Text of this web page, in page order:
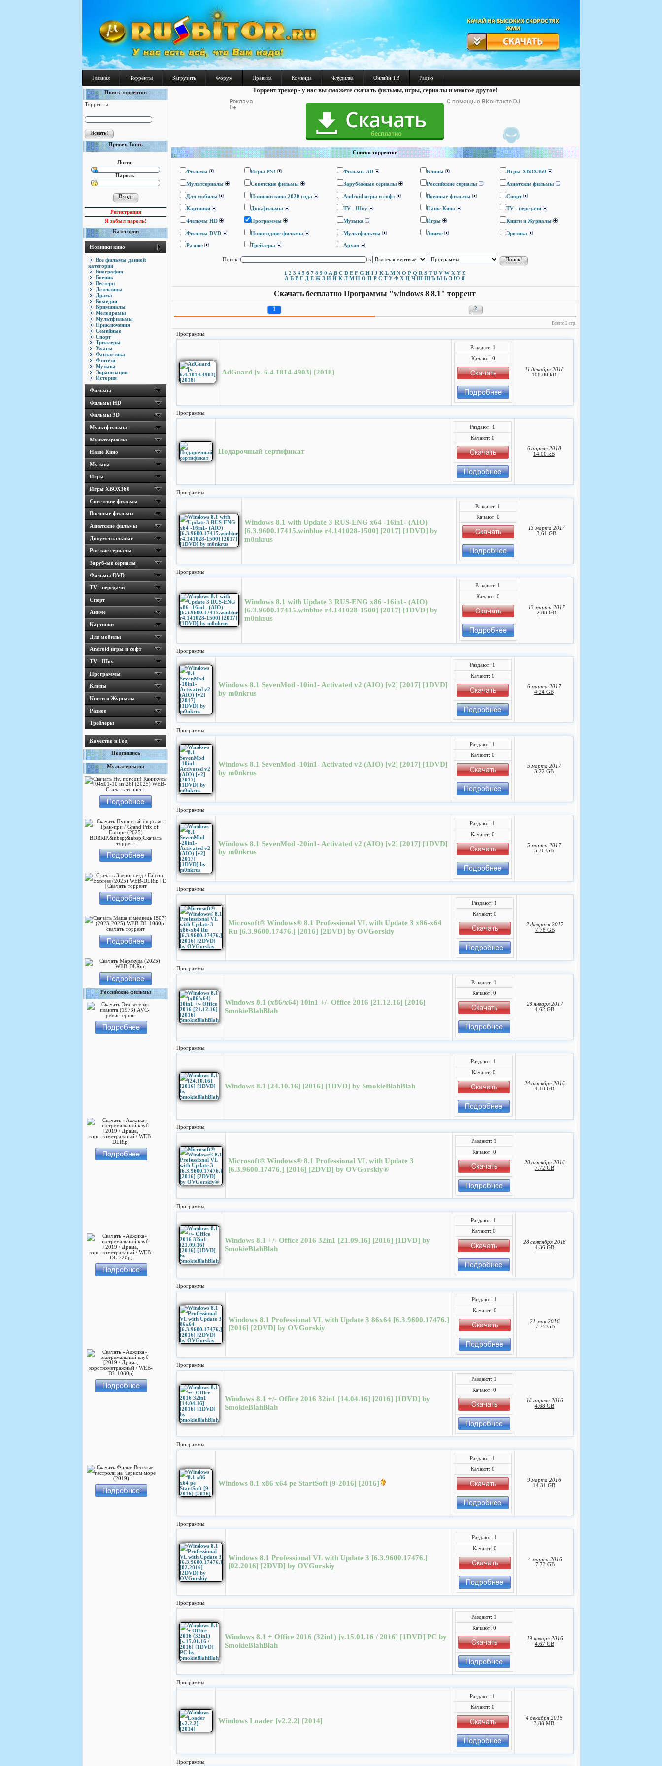
Главная Торренты Загрузить Форум Правила Команда Флудилка Онлайн ТВ Радио
Поиск торрентов
Торренты
Привет, Гость
Логин:
Пароль:
Регистрация
Я забыл пароль!
Категории
Новинки кино
Все фильмы данной
категории
Биография
Боевик
Вестерн
Детективы
Драма
Комедии
Криминалы
Мелодрамы
Мультфильмы
Приключения
Семейные
Спорт
Триллеры
Ужасы
Фантастика
Фэнтези
Музыка
Экранизация
История
Фильмы
Фильмы HD
Фильмы 3D
Мультфильмы
Мультсериалы
Наше Кино
Музыка
Игры
Игры ХВОХ360
Cоветские фильмы
Военные фильмы
Азиатские фильмы
Документальные
Рос-кие сериалы
Заруб-ые сериалы
Фильмы DVD
TV - передачи
Спорт
Аниме
Картинки
Для мобилы
Android игры и софт
TV - Шоу
Программы
Клипы
Книги и Журналы
Разное
Трейлеры
Качество и Год
Подпишись
Мультсериалы
Российские фильмы
Торрент трекер - у нас вы сможете скачать фильмы, игры, сериалы и многое другое!
Список торрентов
Фильмы Игры PS3 Фильмы 3D Клипы Игры ХВОХ360
Мультсериалы Cоветские фильмы Зарубежные сериалы Российские сериалы Азиатские фильмы
Для мобилы Новинки кино 2020 года Android игры и софт Военные фильмы Спорт
Картинки Док.фильмы TV - Шоу Наше Кино TV - передачи
Фильмы HD Программы Музыка Игры Книги и Журналы
Фильмы DVD Новогодние фильмы Мультфильмы Аниме Эротика
Разное Трейлеры Архив
Поиск: в
1 2 3 4 5 6 7 8 9 0 A B C D E F G H I J K L M N O P Q R S T U V W X Y Z
А Б В Г Д Е Ж З И Й К Л М Н О П Р С Т У Ф Х Ц Ч Ш Щ Ъ Ы Ь Э Ю Я
Скачать бесплатно Программы "windows 8|8.1" торрент
1 2
Всего: 2 стр.
Программы
AdGuard [v. 6.4.1814.4903] [2018]
Раздают: 1
Качают: 0
11 декабря 2018
108.88 kB
Программы
Подарочный сертификат
Раздают: 1
Качают: 0
6 апреля 2018
14.00 kB
Программы
Windows 8.1 with Update 3 RUS-ENG x64 -16in1- (AIO)
[6.3.9600.17415.winblue r4.141028-1500] [2017] [1DVD] by
m0nkrus
Раздают: 1
Качают: 0
13 марта 2017
3.61 GB
Программы
Windows 8.1 with Update 3 RUS-ENG x86 -16in1- (AIO)
[6.3.9600.17415.winblue r4.141028-1500] [2017] [1DVD] by
m0nkrus
Раздают: 1
Качают: 0
13 марта 2017
2.88 GB
Программы
Windows 8.1 SevenMod -10in1- Activated v2 (AIO) [v2] [2017] [1DVD]
by m0nkrus
Раздают: 1
Качают: 0
6 марта 2017
4.24 GB
Программы
Windows 8.1 SevenMod -10in1- Activated v2 (AIO) [v2] [2017] [1DVD]
by m0nkrus
Раздают: 1
Качают: 0
5 марта 2017
3.22 GB
Программы
Windows 8.1 SevenMod -20in1- Activated v2 (AIO) [v2] [2017] [1DVD]
by m0nkrus
Раздают: 1
Качают: 0
5 марта 2017
5.76 GB
Программы
Microsoft® Windows® 8.1 Professional VL with Update 3 x86-x64
Ru [6.3.9600.17476.] [2016] [2DVD] by OVGorskiy
Раздают: 1
Качают: 0
2 февраля 2017
7.78 GB
Программы
Windows 8.1 (x86/x64) 10in1 +/- Office 2016 [21.12.16] [2016]
SmokieBlahBlah
Раздают: 1
Качают: 0
28 января 2017
4.62 GB
Программы
Windows 8.1 [24.10.16] [2016] [1DVD] by SmokieBlahBlah
Раздают: 1
Качают: 0
24 октября 2016
4.18 GB
Программы
Microsoft® Windows® 8.1 Professional VL with Update 3
[6.3.9600.17476.] [2016] [2DVD] by OVGorskiy®
Раздают: 1
Качают: 0
20 октября 2016
7.72 GB
Программы
Windows 8.1 +/- Office 2016 32in1 [21.09.16] [2016] [1DVD] by
SmokieBlahBlah
Раздают: 1
Качают: 0
28 сентября 2016
4.36 GB
Программы
Windows 8.1 Professional VL with Update 3 86x64 [6.3.9600.17476.]
[2016] [2DVD] by OVGorskiy
Раздают: 1
Качают: 0
21 мая 2016
7.75 GB
Программы
Windows 8.1 +/- Office 2016 32in1 [14.04.16] [2016] [1DVD] by
SmokieBlahBlah
Раздают: 1
Качают: 0
18 апреля 2016
4.68 GB
Программы
Windows 8.1 x86 x64 pe StartSoft [9-2016] [2016]
Раздают: 1
Качают: 0
9 марта 2016
14.31 GB
Программы
Windows 8.1 Professional VL with Update 3 [6.3.9600.17476.]
[02.2016] [2DVD] by OVGorskiy
Раздают: 1
Качают: 0
4 марта 2016
7.73 GB
Программы
Windows 8.1 + Office 2016 (32in1) [v.15.01.16 / 2016] [1DVD] PC by
SmokieBlahBlah
Раздают: 1
Качают: 0
19 января 2016
4.67 GB
Программы
Windows Loader [v2.2.2] [2014]
Раздают: 1
Качают: 0
4 декабря 2015
3.88 MB
Программы